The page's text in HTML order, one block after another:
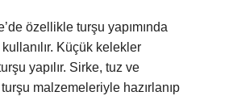
özellikle turşu yapımında
Küçük kelekler
yapılır. Sirke, tuz ve
malzemeleriyle hazırlanıp